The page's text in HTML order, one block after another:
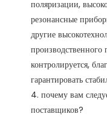
поляризации,
резонансные
другие
производственного
контролируется,
гарантировать
4. почему вам
поставщиков?